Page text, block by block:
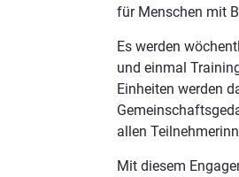
für Menschen mit
Es werden
und einmal
Einheiten werden
allen
Mit diesem